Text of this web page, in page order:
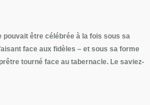
pouvait être célébrée à la fois sous sa
face aux fidèles – et sous sa forme
tourné face au tabernacle. Le saviez-